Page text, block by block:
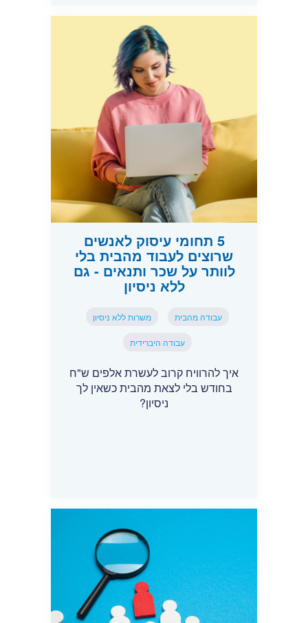
5 תחומי עיסוק לאנשים
שרוצים לעבוד מהבית בלי
לוותר על שכר ותנאים - גם
ללא ניסיון
עבודה מהבית משרות ללא ניסיון
עבודה היברידית
איך להרוויח קרוב לעשרת אלפים ש"ח
בחודש בלי לצאת מהבית כשאין לך
ניסיון?